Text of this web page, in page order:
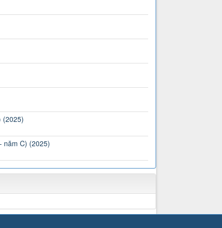
(2025)
năm C) (2025)